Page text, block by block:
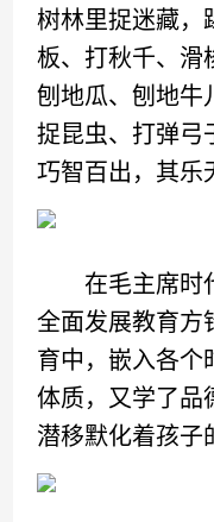
树林里捉迷藏，
板、打秋千、滑
刨地瓜、刨地牛
捉昆虫、打弹弓
巧智百出，其乐
在毛主席时代
全面发展教育方
育中，嵌入各个
体质，又学了品
潜移默化着孩子